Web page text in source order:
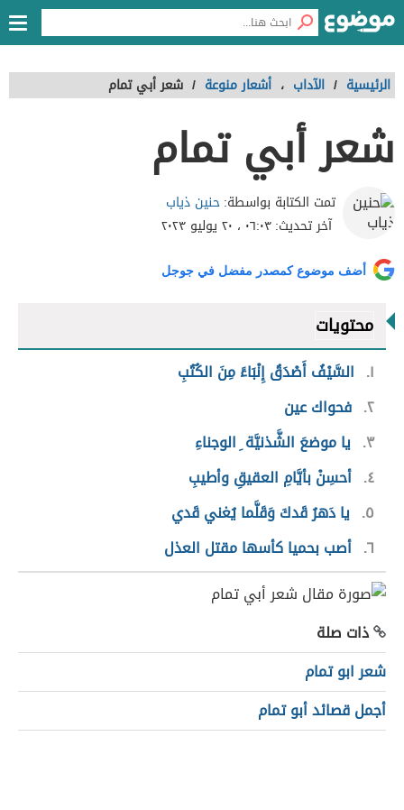
الرئيسية / الآداب ، أشعار منوعة / شعر أبي تمام
شعر أبي تمام
تمت الكتابة بواسطة:حنين ذياب
آخر تحديث:٠٦:٠٣ ، ٢٠ يوليو ٢٠٢٣
أضف موضوع كمصدر مفضل في جوجل
محتويات
١
السَّيْفُ أَصْدَقُ إِنْبَاءً مِنَ الكُتُبِ
٢ فحواك عين
٣ يا موضعَ الشَّذنيَّة ِ الوجناءِ
٤ أحسِنْ بأيَّامِ العقيقِ وأطيبِ
٥ يا دَهرُ قَدكَ وَقَلَّما يُغني قَدي
٦ أصب بحميا كأسها مقتل العذل
ذات صلة
شعر ابو تمام
أجمل قصائد أبو تمام